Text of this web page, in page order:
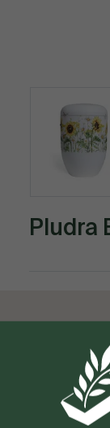
Pludra
Vil du